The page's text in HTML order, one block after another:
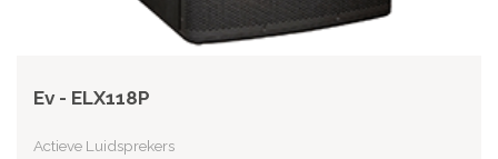
Ev - ELX118P
Actieve Luidsprekers